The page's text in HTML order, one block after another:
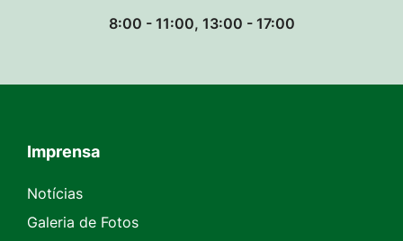
8:00 - 11:00, 13:00 - 17:00
Seção do Rodapé e Contato
Imprensa
Notícias
Galeria de Fotos